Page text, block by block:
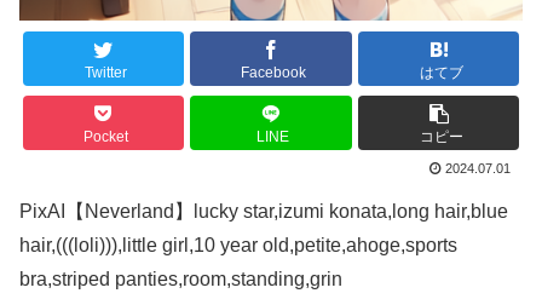
Twitter Facebook はてブ
Pocket LINE コピー
2024.07.01
PixAI【Neverland】lucky star,izumi konata,long hair,blue
hair,(((loli))),little girl,10 year old,petite,ahoge,sports
bra,striped panties,room,standing,grin